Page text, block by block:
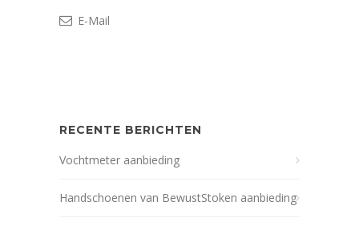
E-Mail
RECENTE BERICHTEN
Vochtmeter aanbieding
Handschoenen van BewustStoken aanbieding